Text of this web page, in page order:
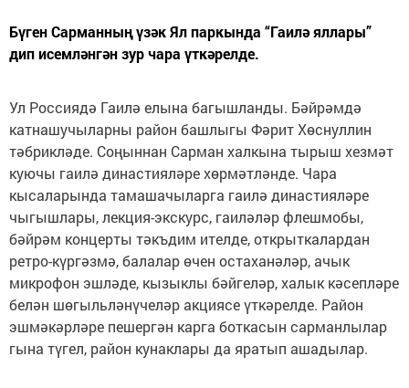
Бүген Сарманның үзәк Ял паркында “Гаилә яллары”
дип исемләнгән зур чара үткәрелде.
Ул Россиядә Гаилә елына багышланды. Бәйрәмдә
катнашучыларны район башлыгы Фәрит Хөснуллин
тәбрикләде. Соңыннан Сарман халкына тырыш хезмәт
куючы гаилә династияләре хөрмәтләнде. Чара
кысаларында тамашачыларга гаилә династияләре
чыгышлары, лекция-экскурс, гаиләләр флешмобы,
бәйрәм концерты тәкъдим ителде, открыткалардан
ретро-күргәзмә, балалар өчен остаханәләр, ачык
микрофон эшләде, кызыклы бәйгеләр, халык кәсепләре
белән шөгыльләнүчеләр акциясе үткәрелде. Район
эшмәкәрләре пешергән карга боткасын сарманлылар
гына түгел, район кунаклары да яратып ашадылар.